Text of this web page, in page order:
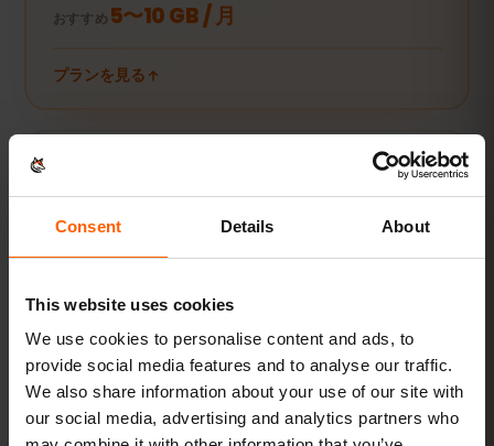
Consent Details About
This website uses cookies
We use cookies to personalise content and ads, to
provide social media features and to analyse our traffic.
We also share information about your use of our site with
our social media, advertising and analytics partners who
おすすめ 5〜10 GB / 月
プランを見る
動画やビデオ通話、PCやタブレットの接続にも。
プランを見る
数値はすべて目安です。実際の使用量は端末やアプリの設定、使い方
によって異なります。